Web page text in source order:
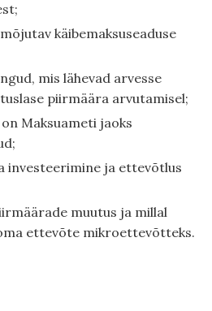
käibemaksuseaduse
mis lähevad arvesse
piirmäära arvutamisel;
Maksuameti jaoks
investeerimine ja ettevõtlus
muutus ja millal
ettevõte mikroettevõtteks.